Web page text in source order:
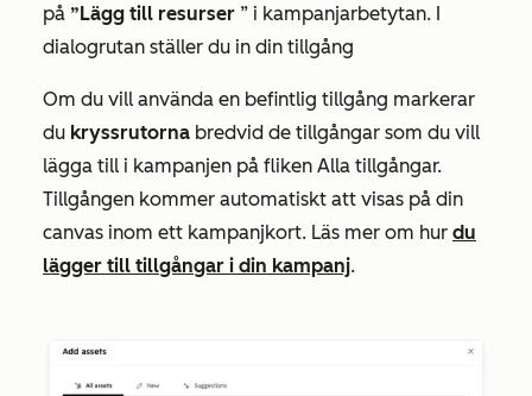
på ”Lägg till resurser ” i kampanjarbetytan. I
dialogrutan ställer du in din tillgång
Om du vill använda en befintlig tillgång markerar
du kryssrutorna bredvid de tillgångar som du vill
lägga till i kampanjen på fliken Alla tillgångar.
Tillgången kommer automatiskt att visas på din
canvas inom ett kampanjkort. Läs mer om hur du
lägger till tillgångar i din kampanj.